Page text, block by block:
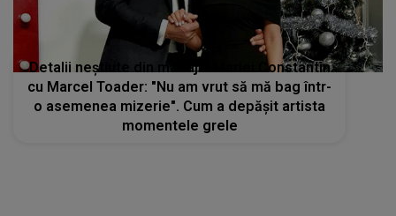
Detalii neștiute din mariajul Mariei Constantin
cu Marcel Toader: "Nu am vrut să mă bag într-
o asemenea mizerie". Cum a depășit artista
momentele grele